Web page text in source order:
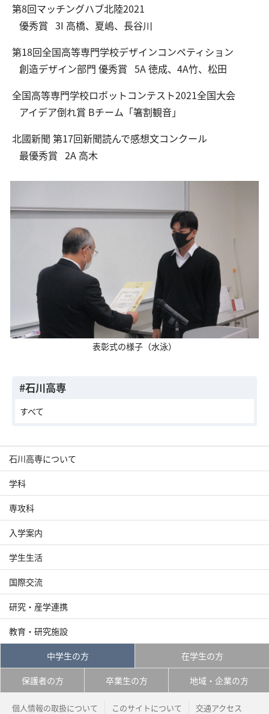
第8回マッチングハブ北陸2021
優秀賞 3I 高橋、夏嶋、長谷川
第18回全国高等専門学校デザインコンペティション
創造デザイン部門 優秀賞 5A 徳成、4A竹、松田
全国高等専門学校ロボットコンテスト2021全国大会
アイデア倒れ賞 Bチーム「箸割観音」
北國新聞 第17回新聞読んで感想文コンクール
最優秀賞 2A 高木
表彰式の様子（水泳）
#石川高専
すべて
石川高専について
学科
専攻科
入学案内
学生生活
国際交流
研究・産学連携
教育・研究施設
中学生の方 在学生の方
保護者の方 卒業生の方 地域・企業の方
個人情報の取扱について このサイトについて 交通アクセス